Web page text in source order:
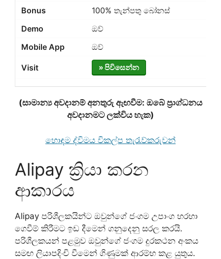
100% තැන්පතු බෝනස්
ඔව්
ඔව්
» පිවිසෙන්න
(සාමාන්‍ය අවදානම් අනතුරු ඇඟවීම: ඔබේ ප්‍රාග්ධනය
අවදානමට ලක්විය හැක)
හොඳම ද්විමය විකල්ප තැරැව්කරුවන්
Alipay ක්‍රියා කරන
ආකාරය
Alipay පරිශීලකයින්ට ඔවුන්ගේ ජංගම උපාංග හරහා
ගෙවීම් කිරීමට ඉඩ දීමෙන් ගනුදෙනු සරල කරයි.
පරිශීලකයන් පළමුව ඔවුන්ගේ ජංගම දුරකථන අංකය
සමඟ ලියාපදිංචි වීමෙන් ගිණුමක් ආරම්භ කළ යුතුය.